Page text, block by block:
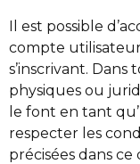
Il est possible
compte
s’inscrivant. Dans
physiques ou
le font en tant
respecter les
précisées dans ce